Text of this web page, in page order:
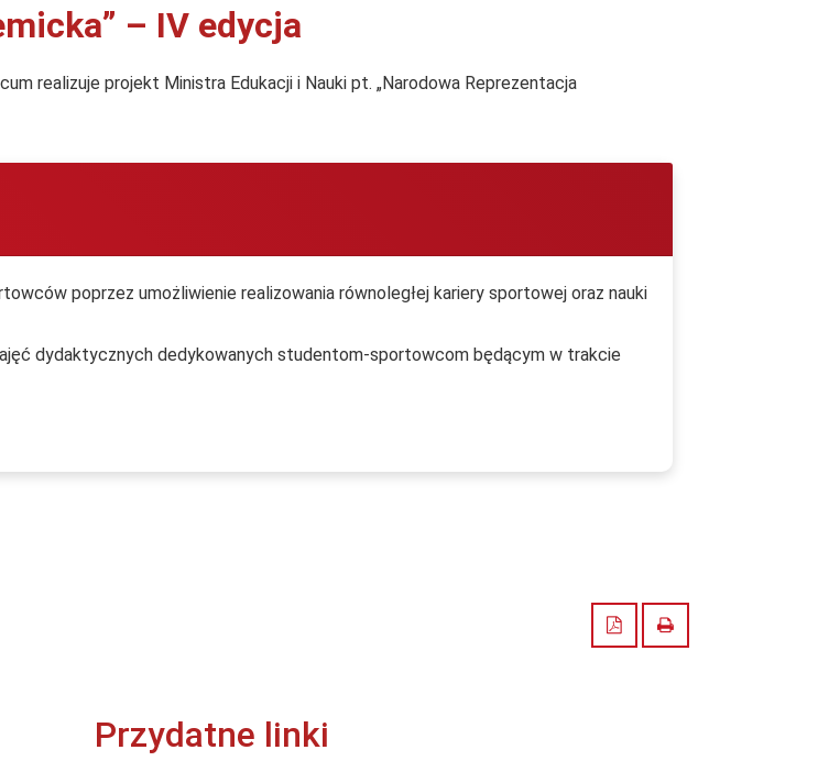
– IV edycja
realizuje projekt Ministra Edukacji i Nauki pt. „Narodowa Reprezentacja
poprzez umożliwienie realizowania równoległej kariery sportowej oraz nauki
dydaktycznych dedykowanych studentom-sportowcom będącym w trakcie
Zapisz do PDF
Drukuj
Przydatne linki